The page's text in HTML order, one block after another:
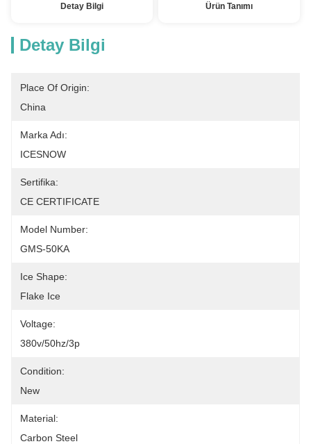
Detay Bilgi Ürün Tanımı
Detay Bilgi
Place Of Origin:
China
Marka Adı:
ICESNOW
Sertifika:
CE CERTIFICATE
Model Number:
GMS-50KA
Ice Shape:
Flake Ice
Voltage:
380v/50hz/3p
Condition:
New
Material:
Carbon Steel